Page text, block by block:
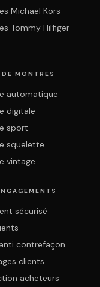
Michael Kors
Tommy Hilfiger
MONTRES
automatique
digitale
sport
squelette
vintage
sécurisé
contrefaçon
clients
acheteurs